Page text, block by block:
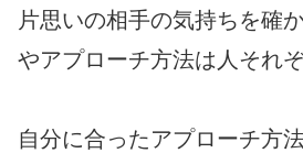
片思いの相手の気持ちを確
やアプローチ方法は人それぞ
自分に合ったアプローチ方